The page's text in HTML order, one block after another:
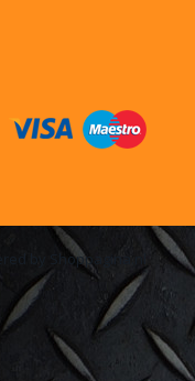
by Shoppagina.nl